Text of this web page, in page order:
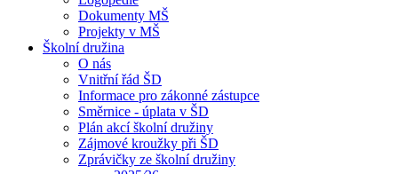
Dokumenty MŠ
Projekty v MŠ
Školní družina
O nás
Vnitřní řád ŠD
Informace pro zákonné zástupce
Směrnice - úplata v ŠD
Plán akcí školní družiny
Zájmové kroužky při ŠD
Zprávičky ze školní družiny